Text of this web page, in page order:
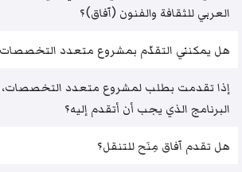
العربي للثقافة والفنون (آفاق)؟
هل يمكنني التقدّم بمشروع متعدد
إذا تقدمت بطلب لمشروع متعدد التخصصات،
البرنامج الذي يجب أن أتقدم إليه؟
هل تقدم آفاق مِنَح للتنقل؟